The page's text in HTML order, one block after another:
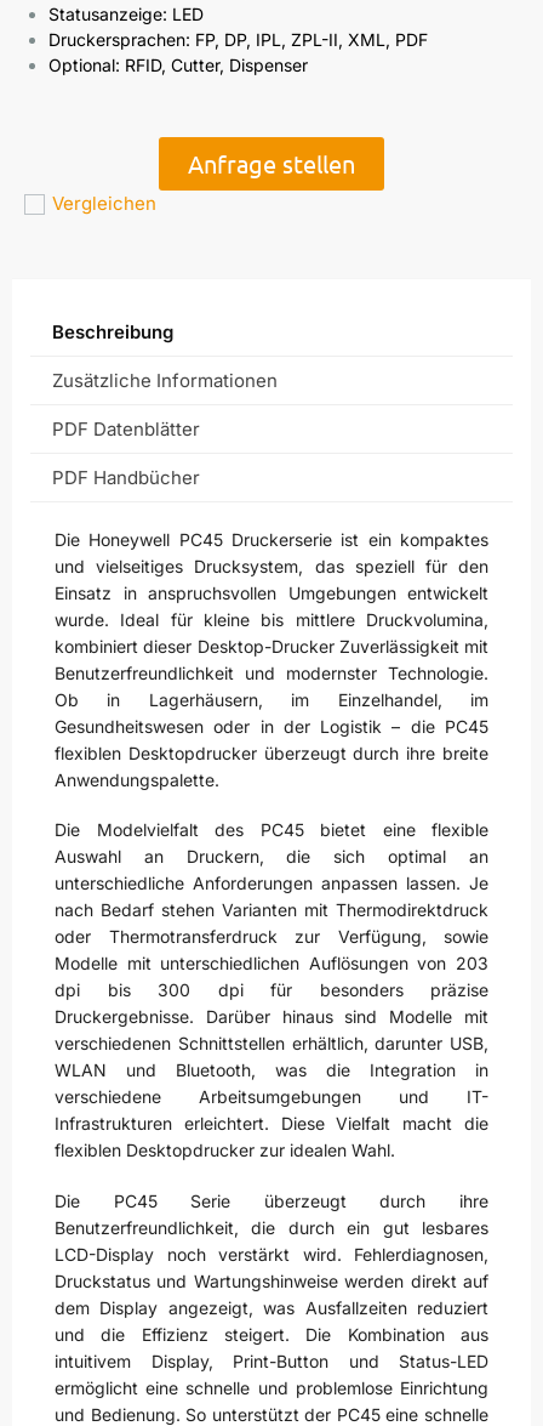
Statusanzeige: LED
Druckersprachen: FP, DP, IPL, ZPL-II, XML, PDF
Optional: RFID, Cutter, Dispenser
Anfrage stellen
Vergleichen
Beschreibung
Zusätzliche Informationen
PDF Datenblätter
PDF Handbücher
Die Honeywell PC45 Druckerserie ist ein kompaktes
und vielseitiges Drucksystem, das speziell für den
Einsatz in anspruchsvollen Umgebungen entwickelt
wurde. Ideal für kleine bis mittlere Druckvolumina,
kombiniert dieser Desktop-Drucker Zuverlässigkeit mit
Benutzerfreundlichkeit und modernster Technologie.
Ob in Lagerhäusern, im Einzelhandel, im
Gesundheitswesen oder in der Logistik – die PC45
flexiblen Desktopdrucker überzeugt durch ihre breite
Anwendungspalette.
Die Modelvielfalt des PC45 bietet eine flexible
Auswahl an Druckern, die sich optimal an
unterschiedliche Anforderungen anpassen lassen. Je
nach Bedarf stehen Varianten mit Thermodirektdruck
oder Thermotransferdruck zur Verfügung, sowie
Modelle mit unterschiedlichen Auflösungen von 203
dpi bis 300 dpi für besonders präzise
Druckergebnisse. Darüber hinaus sind Modelle mit
verschiedenen Schnittstellen erhältlich, darunter USB,
WLAN und Bluetooth, was die Integration in
verschiedene Arbeitsumgebungen und IT-
Infrastrukturen erleichtert. Diese Vielfalt macht die
flexiblen Desktopdrucker zur idealen Wahl.
Die PC45 Serie überzeugt durch ihre
Benutzerfreundlichkeit, die durch ein gut lesbares
LCD-Display noch verstärkt wird. Fehlerdiagnosen,
Druckstatus und Wartungshinweise werden direkt auf
dem Display angezeigt, was Ausfallzeiten reduziert
und die Effizienz steigert. Die Kombination aus
intuitivem Display, Print-Button und Status-LED
ermöglicht eine schnelle und problemlose Einrichtung
und Bedienung. So unterstützt der PC45 eine schnelle